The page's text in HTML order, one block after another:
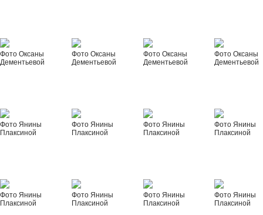
Фото Оксаны
Дементьевой
Фото Оксаны
Дементьевой
Фото Оксаны
Дементьевой
Фото Оксаны
Дементьевой
Фото Янины
Плаксиной
Фото Янины
Плаксиной
Фото Янины
Плаксиной
Фото Янины
Плаксиной
Фото Янины
Плаксиной
Фото Янины
Плаксиной
Фото Янины
Плаксиной
Фото Янины
Плаксиной